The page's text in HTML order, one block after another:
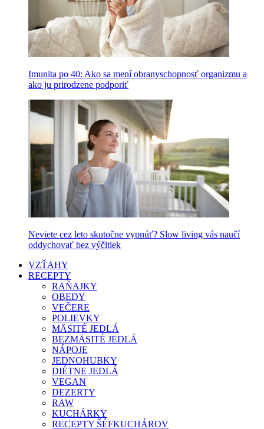
Imunita po 40: Ako sa mení obranyschopnosť organizmu a
ako ju prirodzene podporiť
Neviete cez leto skutočne vypnúť? Slow living vás naučí
oddychovať bez výčitiek
VZŤAHY
RECEPTY
RAŇAJKY
OBEDY
VEČERE
POLIEVKY
MÄSITÉ JEDLÁ
BEZMÄSITÉ JEDLÁ
NÁPOJE
JEDNOHUBKY
DIÉTNE JEDLÁ
VEGAN
DEZERTY
RAW
KUCHÁRKY
RECEPTY ŠÉFKUCHÁROV